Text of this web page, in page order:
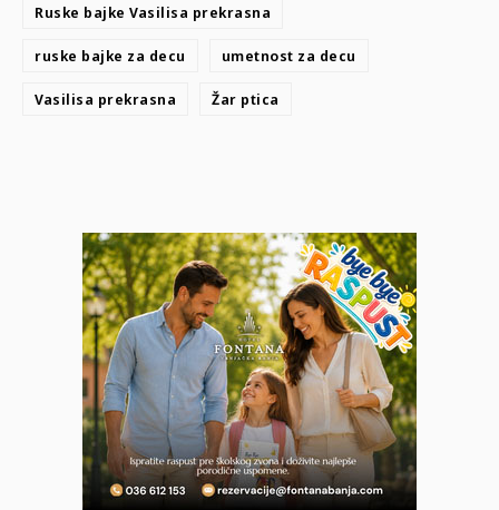
Ruske bajke Vasilisa prekrasna
ruske bajke za decu umetnost za decu
Vasilisa prekrasna Žar ptica